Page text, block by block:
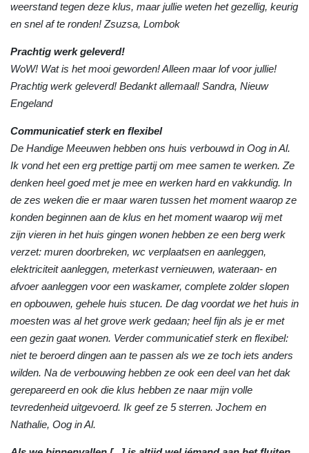
weerstand tegen deze klus, maar jullie weten het gezellig, keurig
en snel af te ronden! Zsuzsa, Lombok
Prachtig werk geleverd!
WoW! Wat is het mooi geworden! Alleen maar lof voor jullie!
Prachtig werk geleverd! Bedankt allemaal! Sandra, Nieuw
Engeland
Communicatief sterk en flexibel
De Handige Meeuwen hebben ons huis verbouwd in Oog in Al.
Ik vond het een erg prettige partij om mee samen te werken. Ze
denken heel goed met je mee en werken hard en vakkundig. In
de zes weken die er maar waren tussen het moment waarop ze
konden beginnen aan de klus en het moment waarop wij met
zijn vieren in het huis gingen wonen hebben ze een berg werk
verzet: muren doorbreken, wc verplaatsen en aanleggen,
elektriciteit aanleggen, meterkast vernieuwen, wateraan- en
afvoer aanleggen voor een waskamer, complete zolder slopen
en opbouwen, gehele huis stucen. De dag voordat we het huis in
moesten was al het grove werk gedaan; heel fijn als je er met
een gezin gaat wonen. Verder communicatief sterk en flexibel:
niet te beroerd dingen aan te passen als we ze toch iets anders
wilden. Na de verbouwing hebben ze ook een deel van het dak
gerepareerd en ook die klus hebben ze naar mijn volle
tevredenheid uitgevoerd. Ik geef ze 5 sterren. Jochem en
Nathalie, Oog in Al.